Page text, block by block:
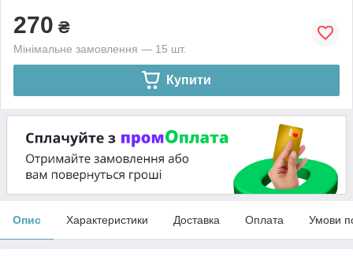
270 ₴
Мінімальне замовлення — 15 шт.
Купити
Опис Характеристики Доставка Оплата Умови